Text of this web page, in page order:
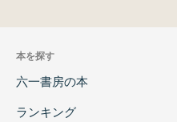
本を探す
六一書房の本
ランキング